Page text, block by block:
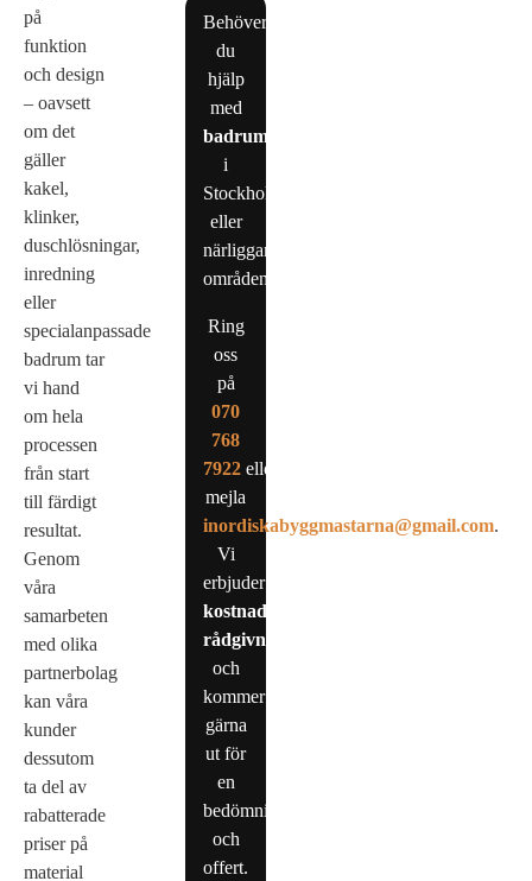
på
funktion
och design
– oavsett
om det
gäller
kakel,
klinker,
duschlösningar,
inredning
eller
specialanpassade
badrum tar
vi hand
om hela
processen
från start
till färdigt
resultat.
Genom
våra
samarbeten
med olika
partnerbolag
kan våra
kunder
dessutom
ta del av
rabatterade
priser på
material
Behöver
du
hjälp
med
badrumsrenovering
i
Stockholm
eller
närliggande
områden?
Ring
oss
på
070
768
7922 eller
mejla
inordiskabyggmastarna@gmail.com.
Vi
erbjuder
kostnadsfri
rådgivning
och
kommer
gärna
ut för
en
bedömning
och
offert.